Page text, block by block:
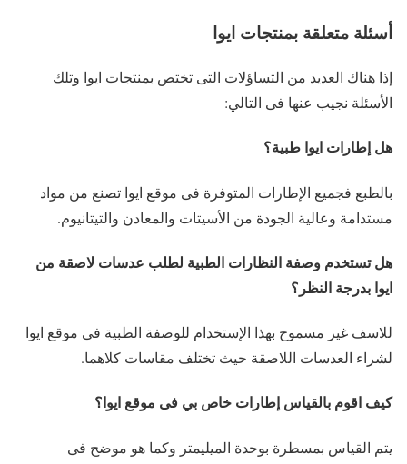
أسئلة متعلقة بمنتجات ايوا
إذا هناك العديد من التساؤلات التى تختص بمنتجات ايوا وتلك
الأسئلة نجيب عنها فى التالي:
هل إطارات ايوا طبية؟
بالطبع فجميع الإطارات المتوفرة فى موقع ايوا تصنع من مواد
مستدامة وعالية الجودة من الأسيتات والمعادن والتيتانيوم.
هل تستخدم وصفة النظارات الطبية لطلب عدسات لاصقة من
ايوا بدرجة النظر؟
للاسف غير مسموح بهذا الإستخدام للوصفة الطبية فى موقع ايوا
لشراء العدسات اللاصقة حيث تختلف مقاسات كلاهما.
كيف اقوم بالقياس إطارات خاص بي فى موقع ايوا؟
يتم القياس بمسطرة بوحدة الميليمتر وكما هو موضح فى